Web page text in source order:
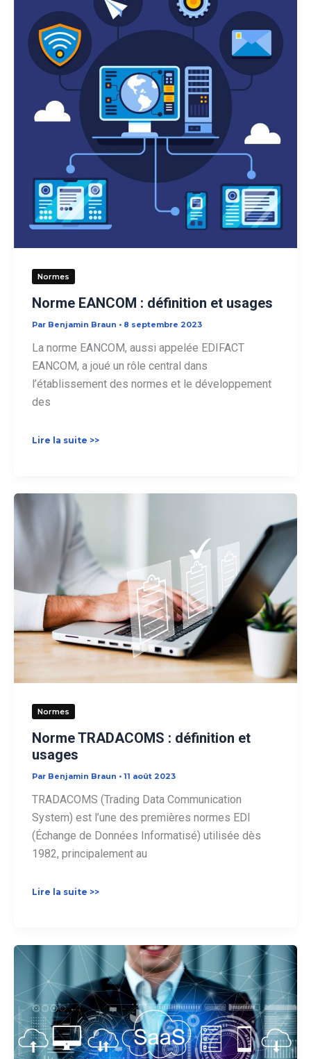
Normes
Norme EANCOM : définition et usages
Par Benjamin Braun • 8 septembre 2023
La norme EANCOM, aussi appelée EDIFACT
EANCOM, a joué un rôle central dans
l’établissement des normes et le développement
des
Norme
usages
Lire la suite >>
Normes
Norme TRADACOMS : définition et
usages
Par Benjamin Braun • 11 août 2023
TRADACOMS (Trading Data Communication
System) est l’une des premières normes EDI
(Échange de Données Informatisé) utilisée dès
1982, principalement au
Norme
usages
Lire la suite >>